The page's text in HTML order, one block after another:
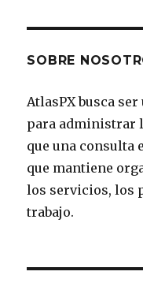
SOBRE
AtlasPX busca
para administrar
que una consulta
que mantiene
los servicios, los
trabajo.